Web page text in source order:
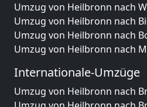
Umzug von Heilbronn nach
Umzug von Heilbronn nach
Umzug von Heilbronn nach
Umzug von Heilbronn nach
Internationale-Umzüge
Umzug von Heilbronn nach